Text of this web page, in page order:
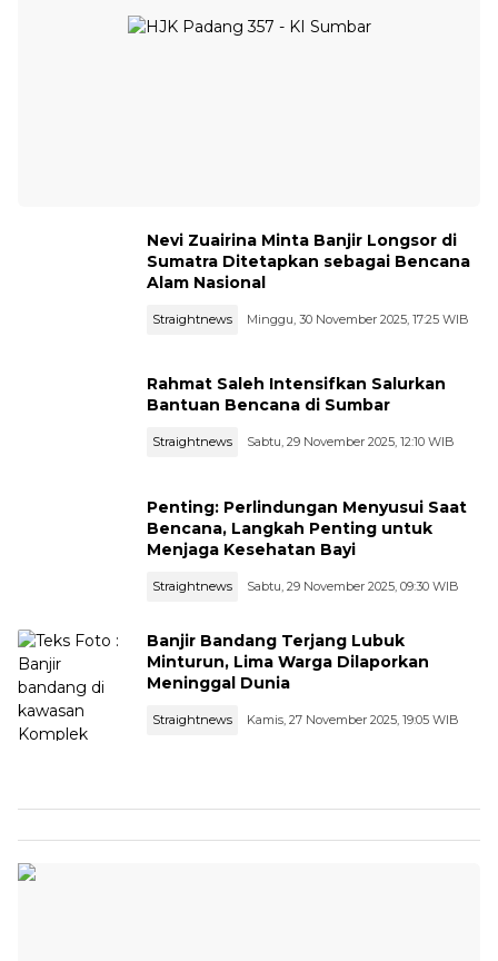
Nevi Zuairina Minta Banjir Longsor di
Sumatra Ditetapkan sebagai Bencana
Alam Nasional
Straightnews Minggu, 30 November 2025, 17:25 WIB
Rahmat Saleh Intensifkan Salurkan
Bantuan Bencana di Sumbar
Straightnews Sabtu, 29 November 2025, 12:10 WIB
Penting: Perlindungan Menyusui Saat
Bencana, Langkah Penting untuk
Menjaga Kesehatan Bayi
Straightnews Sabtu, 29 November 2025, 09:30 WIB
Banjir Bandang Terjang Lubuk
Minturun, Lima Warga Dilaporkan
Meninggal Dunia
Straightnews Kamis, 27 November 2025, 19:05 WIB